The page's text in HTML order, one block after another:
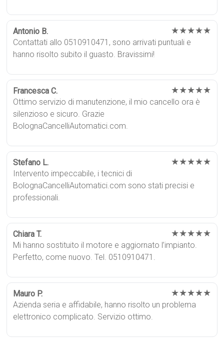
Antonio B. ★★★★★
Contattati allo 0510910471, sono arrivati puntuali e
hanno risolto subito il guasto. Bravissimi!
Francesca C. ★★★★★
Ottimo servizio di manutenzione, il mio cancello ora è
silenzioso e sicuro. Grazie
BolognaCancelliAutomatici.com.
Stefano L. ★★★★★
Intervento impeccabile, i tecnici di
BolognaCancelliAutomatici.com sono stati precisi e
professionali.
Chiara T. ★★★★★
Mi hanno sostituito il motore e aggiornato l’impianto.
Perfetto, come nuovo. Tel. 0510910471.
Mauro P. ★★★★★
Azienda seria e affidabile, hanno risolto un problema
elettronico complicato. Servizio ottimo.